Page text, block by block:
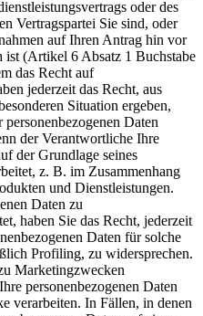
oder des
Vertragspartei Sie sind, oder
auf Ihren Antrag hin vor
ist (Artikel 6 Absatz 1 Buchstabe
das Recht auf
jederzeit das Recht, aus
Situation ergeben,
Daten
der Verantwortliche Ihre
der Grundlage seines
z. B. im Zusammenhang
und Dienstleistungen.
Daten zu
haben Sie das Recht, jederzeit
Daten für solche
Profiling, zu widersprechen.
Marketingzwecken
personenbezogenen Daten
verarbeiten. In Fällen, in denen